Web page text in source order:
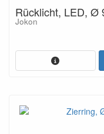
Rücklicht, LED, Ø
Jokon